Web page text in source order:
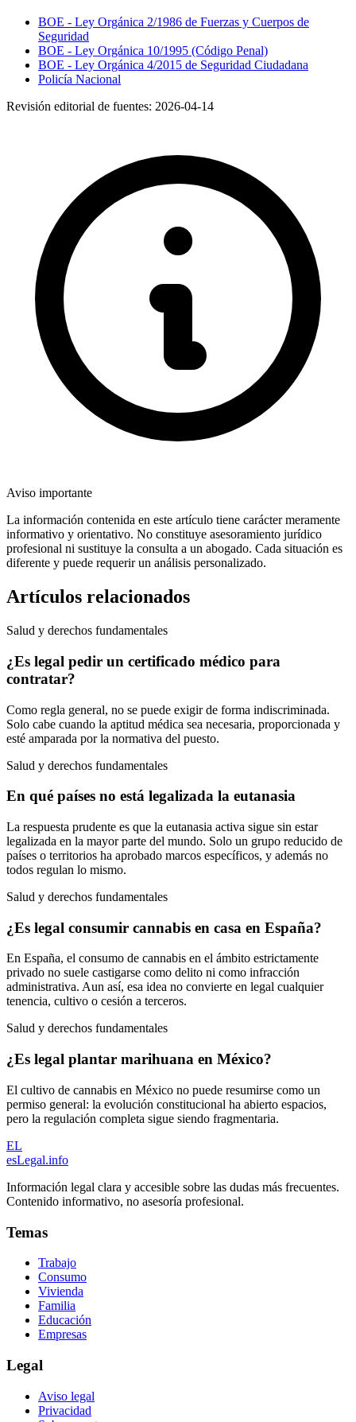
BOE - Ley Orgánica 2/1986 de Fuerzas y Cuerpos de
Seguridad
BOE - Ley Orgánica 10/1995 (Código Penal)
BOE - Ley Orgánica 4/2015 de Seguridad Ciudadana
Policía Nacional
Revisión editorial de fuentes: 2026-04-14
Aviso importante
La información contenida en este artículo tiene carácter meramente
informativo y orientativo. No constituye asesoramiento jurídico
profesional ni sustituye la consulta a un abogado. Cada situación es
diferente y puede requerir un análisis personalizado.
Artículos relacionados
Salud y derechos fundamentales
¿Es legal pedir un certificado médico para
contratar?
Como regla general, no se puede exigir de forma indiscriminada.
Solo cabe cuando la aptitud médica sea necesaria, proporcionada y
esté amparada por la normativa del puesto.
Salud y derechos fundamentales
En qué países no está legalizada la eutanasia
La respuesta prudente es que la eutanasia activa sigue sin estar
legalizada en la mayor parte del mundo. Solo un grupo reducido de
países o territorios ha aprobado marcos específicos, y además no
todos regulan lo mismo.
Salud y derechos fundamentales
¿Es legal consumir cannabis en casa en España?
En España, el consumo de cannabis en el ámbito estrictamente
privado no suele castigarse como delito ni como infracción
administrativa. Aun así, esa idea no convierte en legal cualquier
tenencia, cultivo o cesión a terceros.
Salud y derechos fundamentales
¿Es legal plantar marihuana en México?
El cultivo de cannabis en México no puede resumirse como un
permiso general: la evolución constitucional ha abierto espacios,
pero la regulación completa sigue siendo fragmentaria.
EL
esLegal.info
Información legal clara y accesible sobre las dudas más frecuentes.
Contenido informativo, no asesoría profesional.
Temas
Trabajo
Consumo
Vivienda
Familia
Educación
Empresas
Legal
Aviso legal
Privacidad